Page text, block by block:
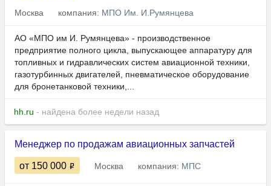
Москва компания: МПО Им. И.Румянцева
АО «МПО им И. Румянцева» - производственное
предприятие полного цикла, выпускающее аппаратуру для
топливных и гидравлических систем авиационной техники,
газотурбинных двигателей, пневматическое оборудование
для бронетанковой техники,...
hh.ru - найдена более недели назад
Менеджер по продажам авиационных запчастей
от 150 000 Москва компания: МПС